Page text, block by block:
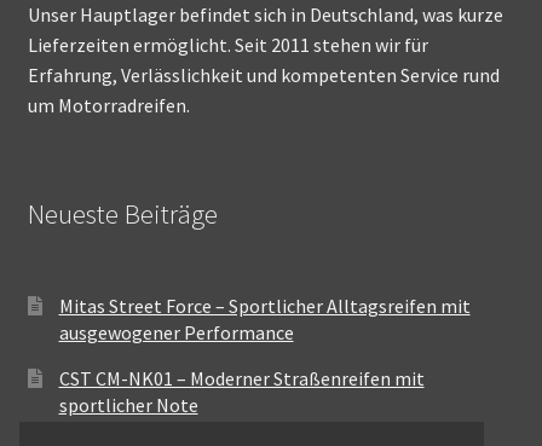
Unser Hauptlager befindet sich in Deutschland, was kurze
Lieferzeiten ermöglicht. Seit 2011 stehen wir für
Erfahrung, Verlässlichkeit und kompetenten Service rund
um Motorradreifen.
Neueste Beiträge
Mitas Street Force – Sportlicher Alltagsreifen mit
ausgewogener Performance
CST CM-NK01 – Moderner Straßenreifen mit
sportlicher Note